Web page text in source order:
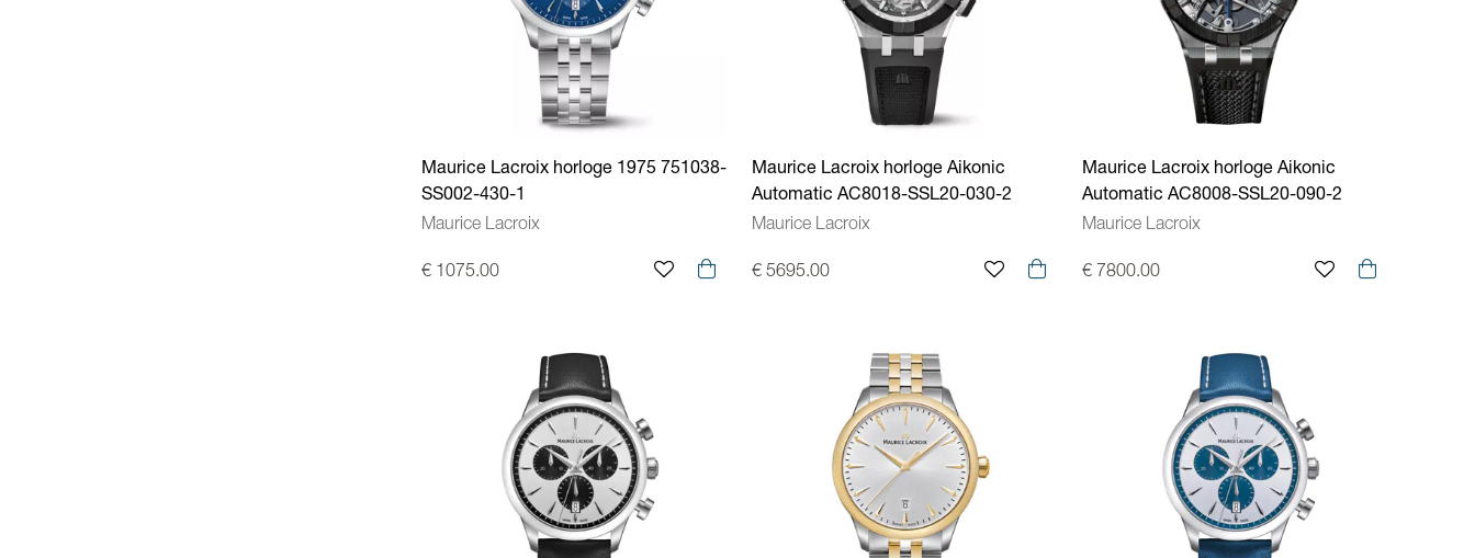
Maurice Lacroix horloge 1975 751038-
SS002-430-1
Maurice Lacroix
€ 1075.00
Maurice Lacroix horloge Aikonic
Automatic AC8018-SSL20-030-2
Maurice Lacroix
€ 5695.00
Maurice Lacroix horloge Aikonic
Automatic AC8008-SSL20-090-2
Maurice Lacroix
€ 7800.00